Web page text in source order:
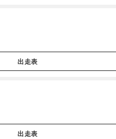
出走表
出走表